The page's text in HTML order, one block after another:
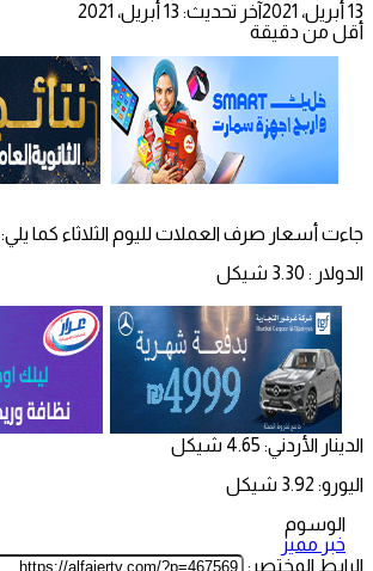
13 أبريل، 2021
آخر تحديث: 13 أبريل، 2021
أقل من دقيقة
جاءت أسعار صرف العملات لليوم الثلاثاء كما يلي:
الدولار : 3.30 شيكل
الدينار الأردني: 4.65 شيكل
اليورو: 3.92 شيكل
الوسوم
خبر مميز
الرابط المختصر: